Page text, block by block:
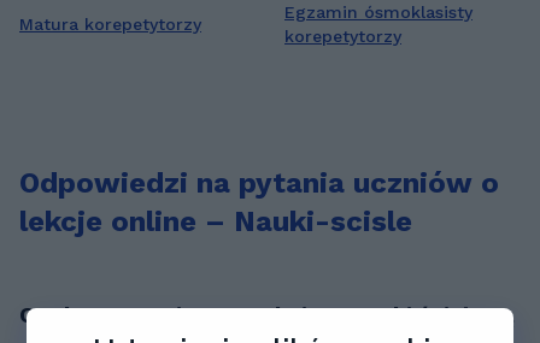
Matura korepetytorzy
Egzamin ósmoklasisty
korepetytorzy
Odpowiedzi na pytania uczniów o
lekcje online – Nauki-scisle
Czy korepetycje z przedmiotu Nauki ścisłe są